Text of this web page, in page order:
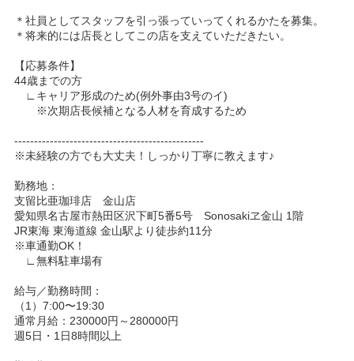
＊社員としてスタッフを引っ張っていってくれるかたを募集。
＊将来的には店長としてこの店を支えていただきたい。
【応募条件】
44歳までの方
∟キャリア形成のため(例外事由3号のイ)
※次期店長候補となる人材を育成するため
------------------------------------------------
※未経験の方でも大丈夫！しっかり丁寧に教えます♪
勤務地：
支留比亜珈琲店 金山店
愛知県名古屋市熱田区沢下町5番5号 Sonosakiヱ金山 1階
JR東海 東海道線 金山駅より徒歩約11分
※車通勤OK！
∟無料駐車場有
給与／勤務時間：
（1）7:00〜19:30
通常月給：230000円～280000円
週5日・1日8時間以上